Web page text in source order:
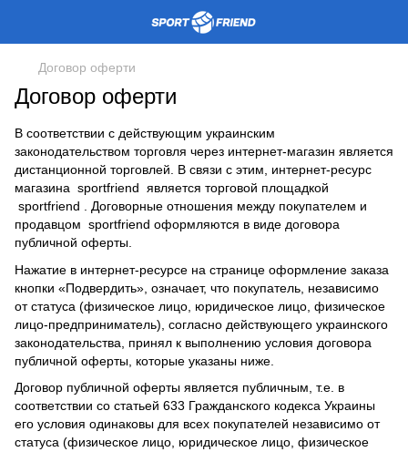
Договор оферти
Договор оферти
В соответствии с действующим украинским
законодательством торговля через интернет-магазин является
дистанционной торговлей. В связи с этим, интернет-ресурс
магазина sportfriend является торговой площадкой
sportfriend . Договорные отношения между покупателем и
продавцом sportfriend оформляются в виде договора
публичной оферты.
Нажатие в интернет-ресурсе на странице оформление заказа
кнопки «Подвердить», означает, что покупатель, независимо
от статуса (физическое лицо, юридическое лицо, физическое
лицо-предприниматель), согласно действующего украинского
законодательства, принял к выполнению условия договора
публичной оферты, которые указаны ниже.
Договор публичной оферты является публичным, т.е. в
соответствии со статьей 633 Гражданского кодекса Украины
его условия одинаковы для всех покупателей независимо от
статуса (физическое лицо, юридическое лицо, физическое